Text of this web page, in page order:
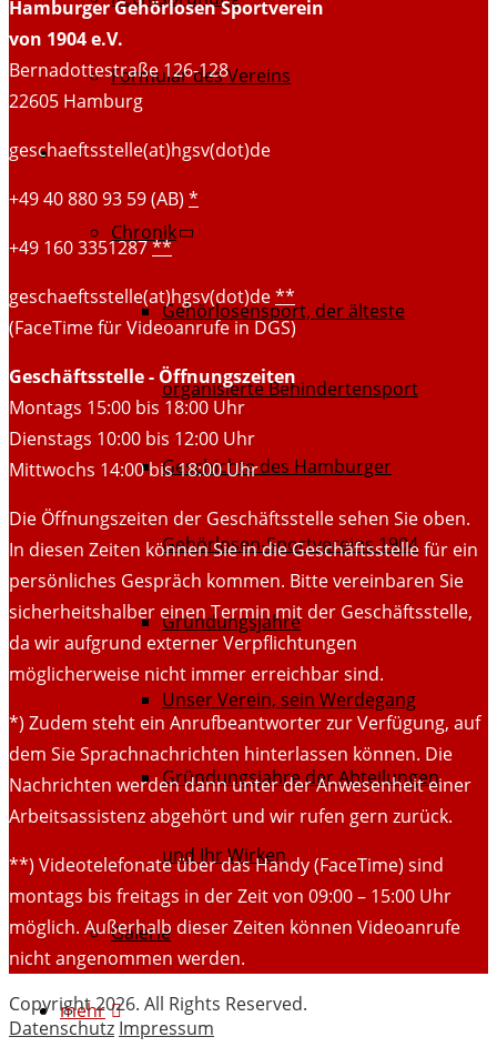
Formular des Vereins
HGSV damals
Chronik
Gehörlosensport, der älteste
organisierte Behindertensport
Geschichte des Hamburger
Gehörlosen-Sportvereins 1904
Gründungsjahre
Unser Verein, sein Werdegang
Gründungsjahre der Abteilungen
und Ihr Wirken
Galerie
mehr
Hamburger Gehörlosen Sportverein
von 1904 e.V.
Bernadottestraße 126-128
22605 Hamburg
geschaeftsstelle(at)hgsv(dot)de
+49 40 880 93 59 (AB) *
+49 160 3351287**
geschaeftsstelle(at)hgsv(dot)de**
(FaceTime für Videoanrufe in DGS)
Geschäftsstelle - Öffnungszeiten
Montags 15:00 bis 18:00 Uhr
Dienstags 10:00 bis 12:00 Uhr
Mittwochs 14:00 bis 18:00 Uhr
Die Öffnungszeiten der Geschäftsstelle sehen Sie oben.
In diesen Zeiten können Sie in die Geschäftsstelle für ein
persönliches Gespräch kommen. Bitte vereinbaren Sie
sicherheitshalber einen Termin mit der Geschäftsstelle,
da wir aufgrund externer Verpflichtungen
möglicherweise nicht immer erreichbar sind.
*) Zudem steht ein Anrufbeantworter zur Verfügung, auf
dem Sie Sprachnachrichten hinterlassen können. Die
Nachrichten werden dann unter der Anwesenheit einer
Arbeitsassistenz abgehört und wir rufen gern zurück.
**) Videotelefonate über das Handy (FaceTime) sind
montags bis freitags in der Zeit von 09:00 – 15:00 Uhr
möglich. Außerhalb dieser Zeiten können Videoanrufe
nicht angenommen werden.
Copyright 2026. All Rights Reserved.
Datenschutz Impressum